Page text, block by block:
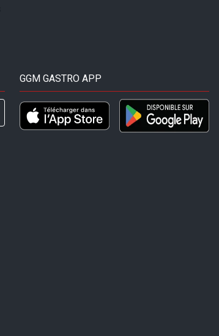
GGM GASTRO APP